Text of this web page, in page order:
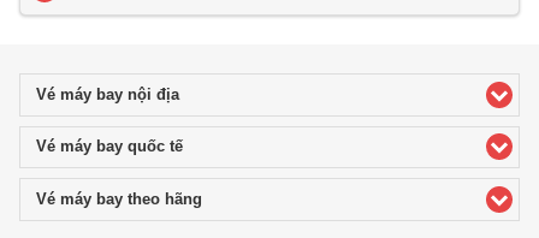
Vé máy bay nội địaclick to expand contents
Vé máy bay quốc tếclick to expand contents
Vé máy bay theo hãng